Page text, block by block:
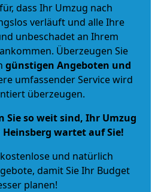
dass Ihr Umzug nach
verläuft und alle Ihre
unbeschadet an Ihrem
Überzeugen Sie
günstigen Angeboten und
umfassender Service wird
überzeugen.
Sie so weit sind, Ihr Umzug
wartet auf Sie!
und natürlich
, damit Sie Ihr Budget
planen!